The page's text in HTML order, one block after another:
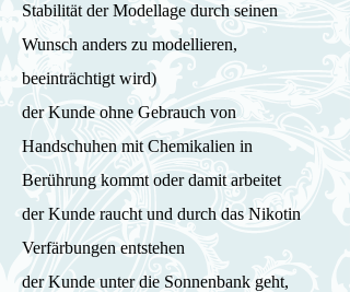
Stabilität der Modellage durch seinen
Wunsch anders zu modellieren,
beeinträchtigt wird)
der Kunde ohne Gebrauch von
Handschuhen mit Chemikalien in
Berührung kommt oder damit arbeitet
der Kunde raucht und durch das Nikotin
Verfärbungen entstehen
der Kunde unter die Sonnenbank geht,